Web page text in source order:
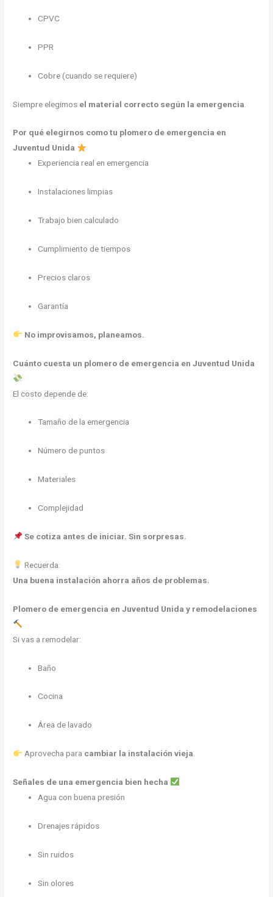
CPVC
PPR
Cobre (cuando se requiere)
Siempre elegimos el material correcto según la emergencia
Por qué elegirnos como tu plomero de emergencia en
Juventud Unida
Experiencia real en emergencia
Instalaciones limpias
Trabajo bien calculado
Cumplimiento de tiempos
Precios claros
Garantía
No improvisamos, planeamos.
Cuánto cuesta un plomero de emergencia en Juventud Unida
El costo depende de:
Tamaño de la emergencia
Número de puntos
Materiales
Complejidad
Se cotiza antes de iniciar. Sin sorpresas.
Recuerda:
Una buena instalación ahorra años de problemas.
Plomero de emergencia en Juventud Unida y remodelaciones
Si vas a remodelar:
Baño
Cocina
Área de lavado
Aprovecha para cambiar la instalación vieja
Señales de una emergencia bien hecha
Agua con buena presión
Drenajes rápidos
Sin ruidos
Sin olores